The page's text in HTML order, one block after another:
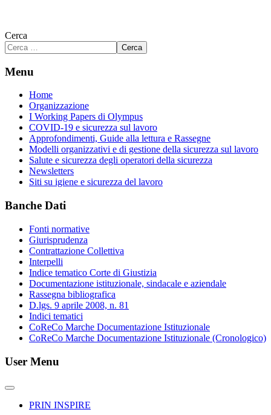
Cerca
Cerca
Menu
Home
Organizzazione
I Working Papers di Olympus
COVID-19 e sicurezza sul lavoro
Approfondimenti, Guide alla lettura e Rassegne
Modelli organizzativi e di gestione della sicurezza sul lavoro
Salute e sicurezza degli operatori della sicurezza
Newsletters
Siti su igiene e sicurezza del lavoro
Banche Dati
Fonti normative
Giurisprudenza
Contrattazione Collettiva
Interpelli
Indice tematico Corte di Giustizia
Documentazione istituzionale, sindacale e aziendale
Rassegna bibliografica
D.lgs. 9 aprile 2008, n. 81
Indici tematici
CoReCo Marche Documentazione Istituzionale
CoReCo Marche Documentazione Istituzionale (Cronologico)
User Menu
PRIN INSPIRE